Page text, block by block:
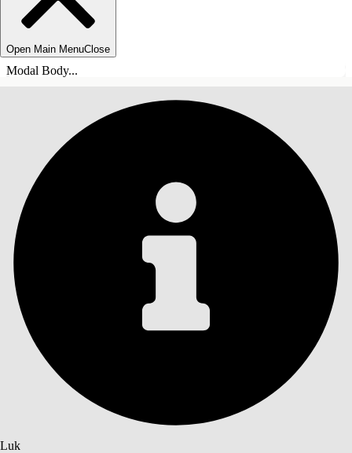
Open Main MenuClose
Modal Body...
Luk
INDHOLD